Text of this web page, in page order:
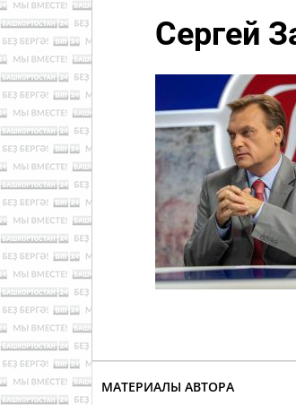
Сергей
МАТЕРИАЛЫ АВТОРА